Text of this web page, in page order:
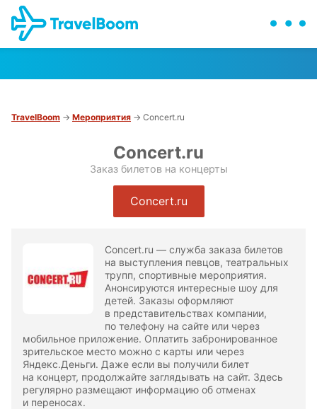
TravelBoom → Мероприятия → Concert.ru
Concert.ru
Заказ билетов на концерты
Concert.ru
Concert.ru — служба заказа билетов
на выступления певцов, театральных
трупп, спортивные мероприятия.
Анонсируются интересные шоу для
детей. Заказы оформляют
в представительствах компании,
по телефону на сайте или через
мобильное приложение. Оплатить забронированное
зрительское место можно с карты или через
Яндекс.Деньги. Даже если вы получили билет
на концерт, продолжайте заглядывать на сайт. Здесь
регулярно размещают информацию об отменах
и переносах.